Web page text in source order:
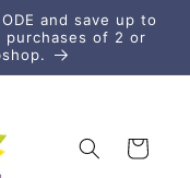
and save up to
of 2 or
Καλάθι